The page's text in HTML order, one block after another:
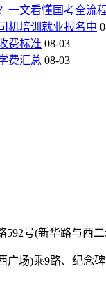
一文看懂国考全流
机培训就业报名中
费标准 08-03
费汇总 08-03
592号(新华路与西二
广场)乘9路、纪念